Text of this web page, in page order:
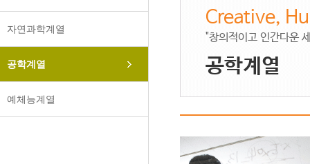
자연과학계열
공학계열
예체능계열
Creative,
"창의적이고 인간다운
공학계열